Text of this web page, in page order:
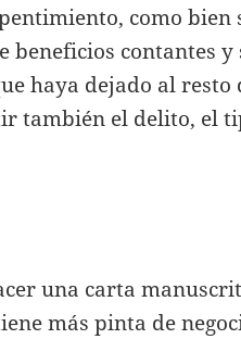
como bien
beneficios contantes y
haya dejado al resto
también el delito, el
una carta
más pinta de